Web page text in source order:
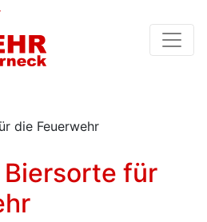
die Feuerwehr
Biersorte für